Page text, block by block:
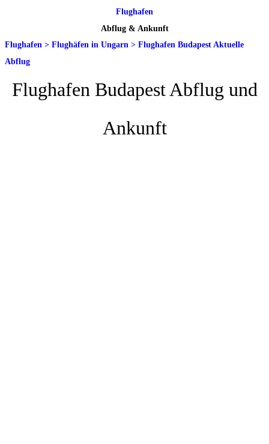
Flughafen
Abflug & Ankunft
Flughafen > Flughäfen in Ungarn > Flughafen Budapest Aktuelle
Abflug
Flughafen Budapest Abflug und
Ankunft